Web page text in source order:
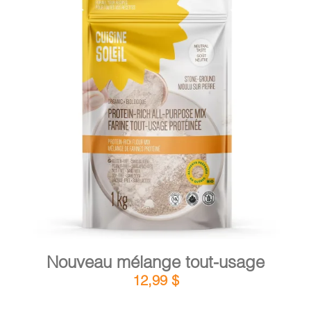
PANIER
EN
AJOUTER AU PANIER / DÉTAILS
Nouveau mélange tout-usage
12,99 $